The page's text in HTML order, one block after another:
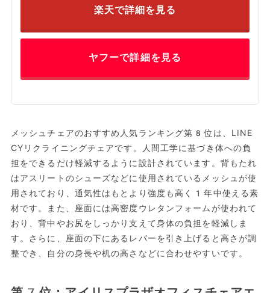
楽天で詳細を見る
ヤフーで詳細を見る
メッシュチェアのおすすめ人気ランキング第8位は、LINE
CYリクライニングチェアです。人間工学に基づき体への負
担をできるだけ軽減するように設計されています。背もたれ
はアスリートのシューズなどに使用されているメッシュが使
用されており、通気性はもとより強度も高く1年中使える素
材です。また、座面には高密度ウレタンフォームが使われて
おり、背中やお尻をしっかり支えて身体の負担を軽減しま
す。さらに、座面の下にあるレバーを引き上げると高さが調
整でき、自分の身長や机の高さなどに合わせやすいです。